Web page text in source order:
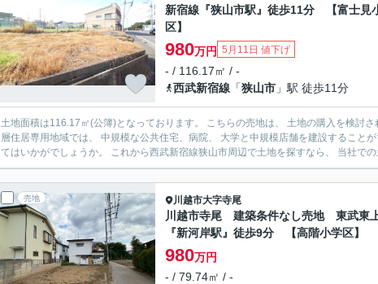
新宿線『狭山市駅』徒歩11分 【富士見
区】
980万円 5月11日 値下げ
- / 116.17㎡ / -
西武新宿線 「狭山市 」駅 徒歩11分
土地面積は116.17㎡(公簿)となっております。 こちらの売地は、 土地の購入を検討
層住居専用地域では、 中規模な公共住宅、病院、 大学と中規模店舗を建設すること
てはいかがでしょうか。 これから西武新宿線狭山市周辺で土地を探すなら、 当社で
売地 川越市大字寺尾
川越市寺尾 建築条件なし売地 東武東
『新河岸駅』徒歩9分 【高階小学区】
980万円
- / 79.74㎡ / -